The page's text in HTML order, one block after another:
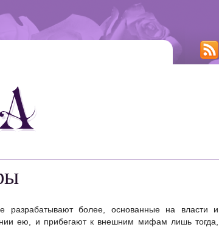
разрабатывают более, основанные на власти и
ею, и прибегают к внешним мифам лишь тогда,